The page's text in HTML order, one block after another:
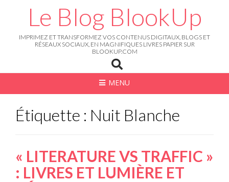
Le Blog BlookUp
IMPRIMEZ ET TRANSFORMEZ VOS CONTENUS DIGITAUX, BLOGS ET
RÉSEAUX SOCIAUX, EN MAGNIFIQUES LIVRES PAPIER SUR
BLOOKUP.COM
MENU
Étiquette : Nuit Blanche
« LITERATURE VS TRAFFIC »
: LIVRES ET LUMIÈRE ET